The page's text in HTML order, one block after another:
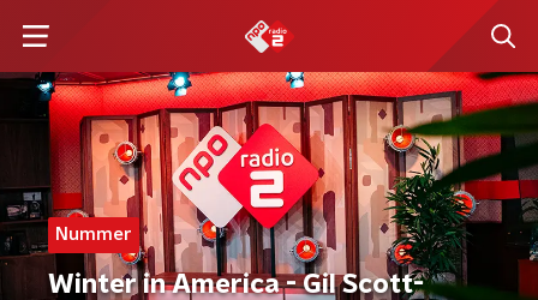
Nummer
Winter in America - Gil Scott-